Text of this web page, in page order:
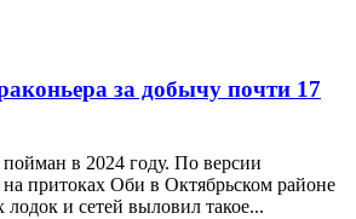
за добычу почти 17
в 2024 году. По версии
на притоках Оби в Октябрьском районе
и сетей выловил такое...